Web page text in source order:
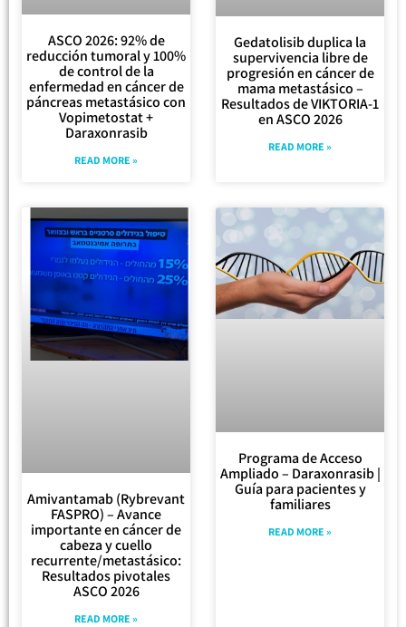
ASCO 2026: 92% de
reducción tumoral y 100%
de control de la
enfermedad en cáncer de
páncreas metastásico con
Vopimetostat +
Daraxonrasib
READ MORE »
Gedatolisib duplica la
supervivencia libre de
progresión en cáncer de
mama metastásico –
Resultados de VIKTORIA-1
en ASCO 2026
READ MORE »
Amivantamab (Rybrevant
FASPRO) – Avance
importante en cáncer de
cabeza y cuello
recurrente/metastásico:
Resultados pivotales
ASCO 2026
READ MORE »
Programa de Acceso
Ampliado – Daraxonrasib |
Guía para pacientes y
familiares
READ MORE »